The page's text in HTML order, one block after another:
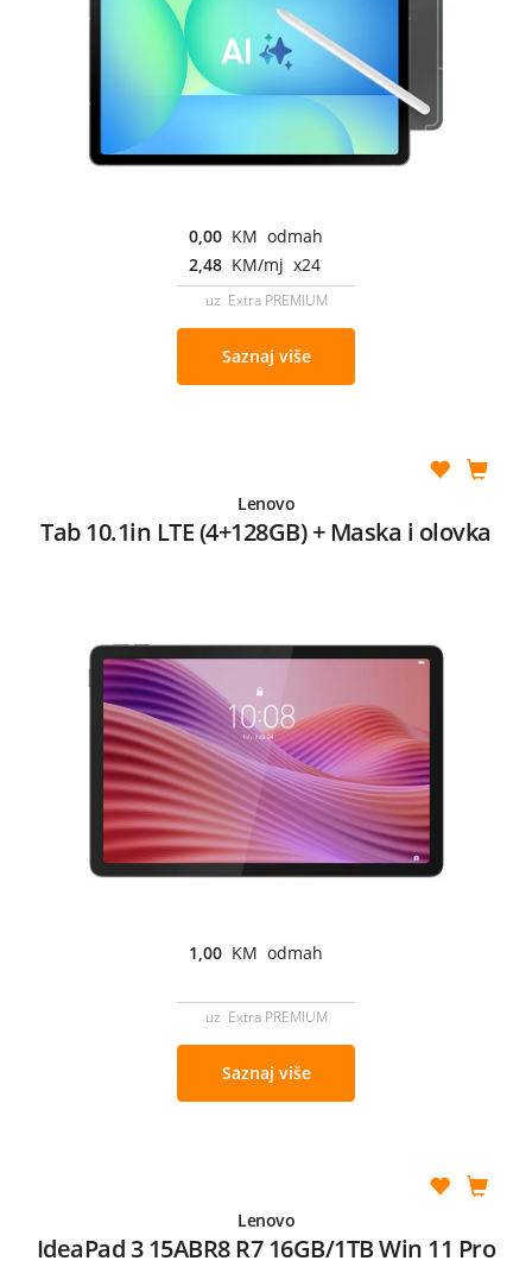
0,00 KM odmah
2,48 KM/mj x24
uz Extra PREMIUM
Saznaj više
Lenovo
Tab 10.1in LTE (4+128GB) + Maska i olovka
1,00 KM odmah
uz Extra PREMIUM
Saznaj više
Lenovo
IdeaPad 3 15ABR8 R7 16GB/1TB Win 11 Pro